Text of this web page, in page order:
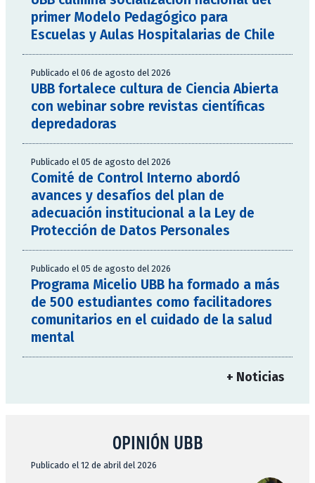
primer Modelo Pedagógico para
Escuelas y Aulas Hospitalarias de Chile
Publicado el 06 de agosto del 2026
UBB fortalece cultura de Ciencia Abierta
con webinar sobre revistas científicas
depredadoras
Publicado el 05 de agosto del 2026
Comité de Control Interno abordó
avances y desafíos del plan de
adecuación institucional a la Ley de
Protección de Datos Personales
Publicado el 05 de agosto del 2026
Programa Micelio UBB ha formado a más
de 500 estudiantes como facilitadores
comunitarios en el cuidado de la salud
mental
+ Noticias
OPINIÓN UBB
Publicado el 12 de abril del 2026